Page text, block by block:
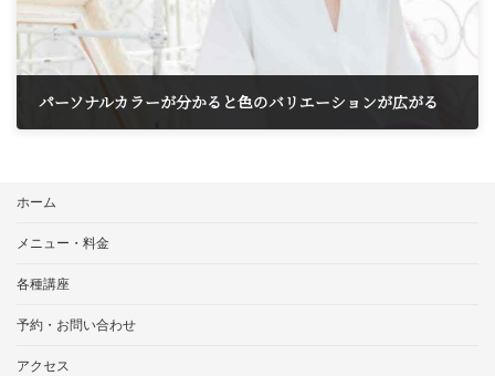
パーソナルカラーが分かると色のバリエーションが広がる
ホーム
メニュー・料金
各種講座
予約・お問い合わせ
アクセス